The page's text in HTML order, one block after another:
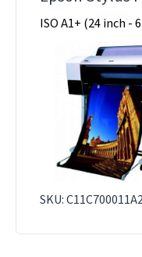
ISO A1+ (24 inch -
SKU: